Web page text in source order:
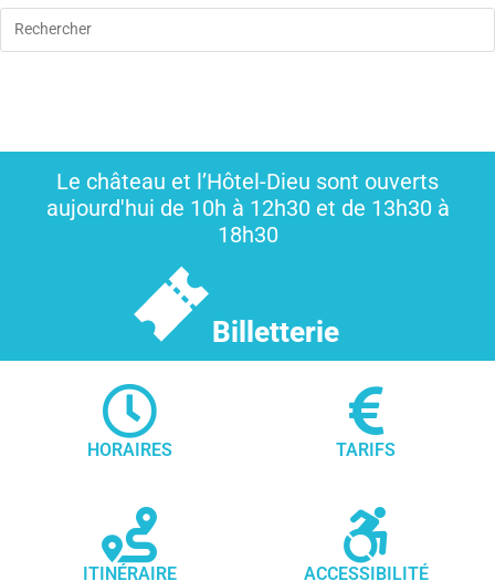
Le château et l’Hôtel-Dieu sont ouverts
aujourd'hui de 10h à 12h30 et de 13h30 à
18h30
Billetterie
HORAIRES TARIFS
ITINÉRAIRE ACCESSIBILITÉ